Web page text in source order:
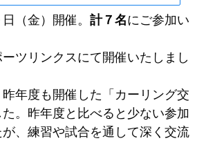
（金）開催。 計７名にご参加い
ツリンクスにて開催いたしまし
年度も開催した「カーリング交
。昨年度と比べると少ない参加
、練習や試合を通して深く交流